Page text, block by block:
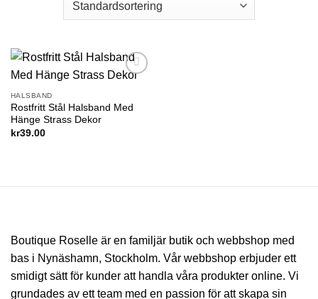
HALSBAND
Rostfritt Stål Halsband Med
Hänge Strass Dekor
kr39.00
Boutique Roselle är en familjär butik och webbshop med
bas i Nynäshamn, Stockholm. Vår webbshop erbjuder ett
smidigt sätt för kunder att handla våra produkter online. Vi
grundades av ett team med en passion för att skapa sin